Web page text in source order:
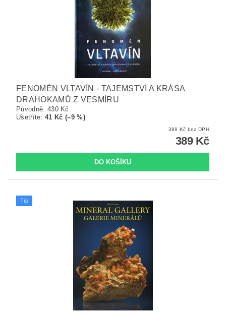
FENOMÉN VLTAVÍN - TAJEMSTVÍ A KRÁSA
DRAHOKAMŮ Z VESMÍRU
Původně: 430 Kč
Ušetříte:41 Kč (–9 %)
389 Kč bez DPH
389 Kč
Tip